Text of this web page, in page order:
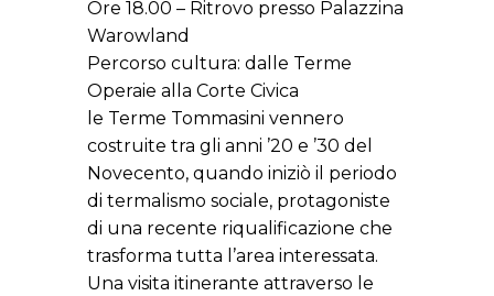
Ore 18.00 – Ritrovo presso Palazzina
Warowland
Percorso cultura: dalle Terme
Operaie alla Corte Civica
le Terme Tommasini vennero
costruite tra gli anni ’20 e ’30 del
Novecento, quando iniziò il periodo
di termalismo sociale, protagoniste
di una recente riqualificazione che
trasforma tutta l’area interessata.
Una visita itinerante attraverso le